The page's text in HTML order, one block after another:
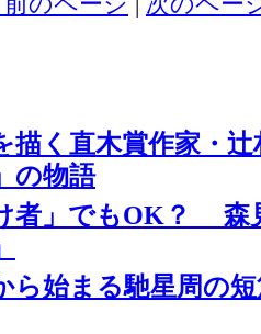
描く直木賞作家・
の物語
者」でもOK？ 森
ら始まる馳星周の